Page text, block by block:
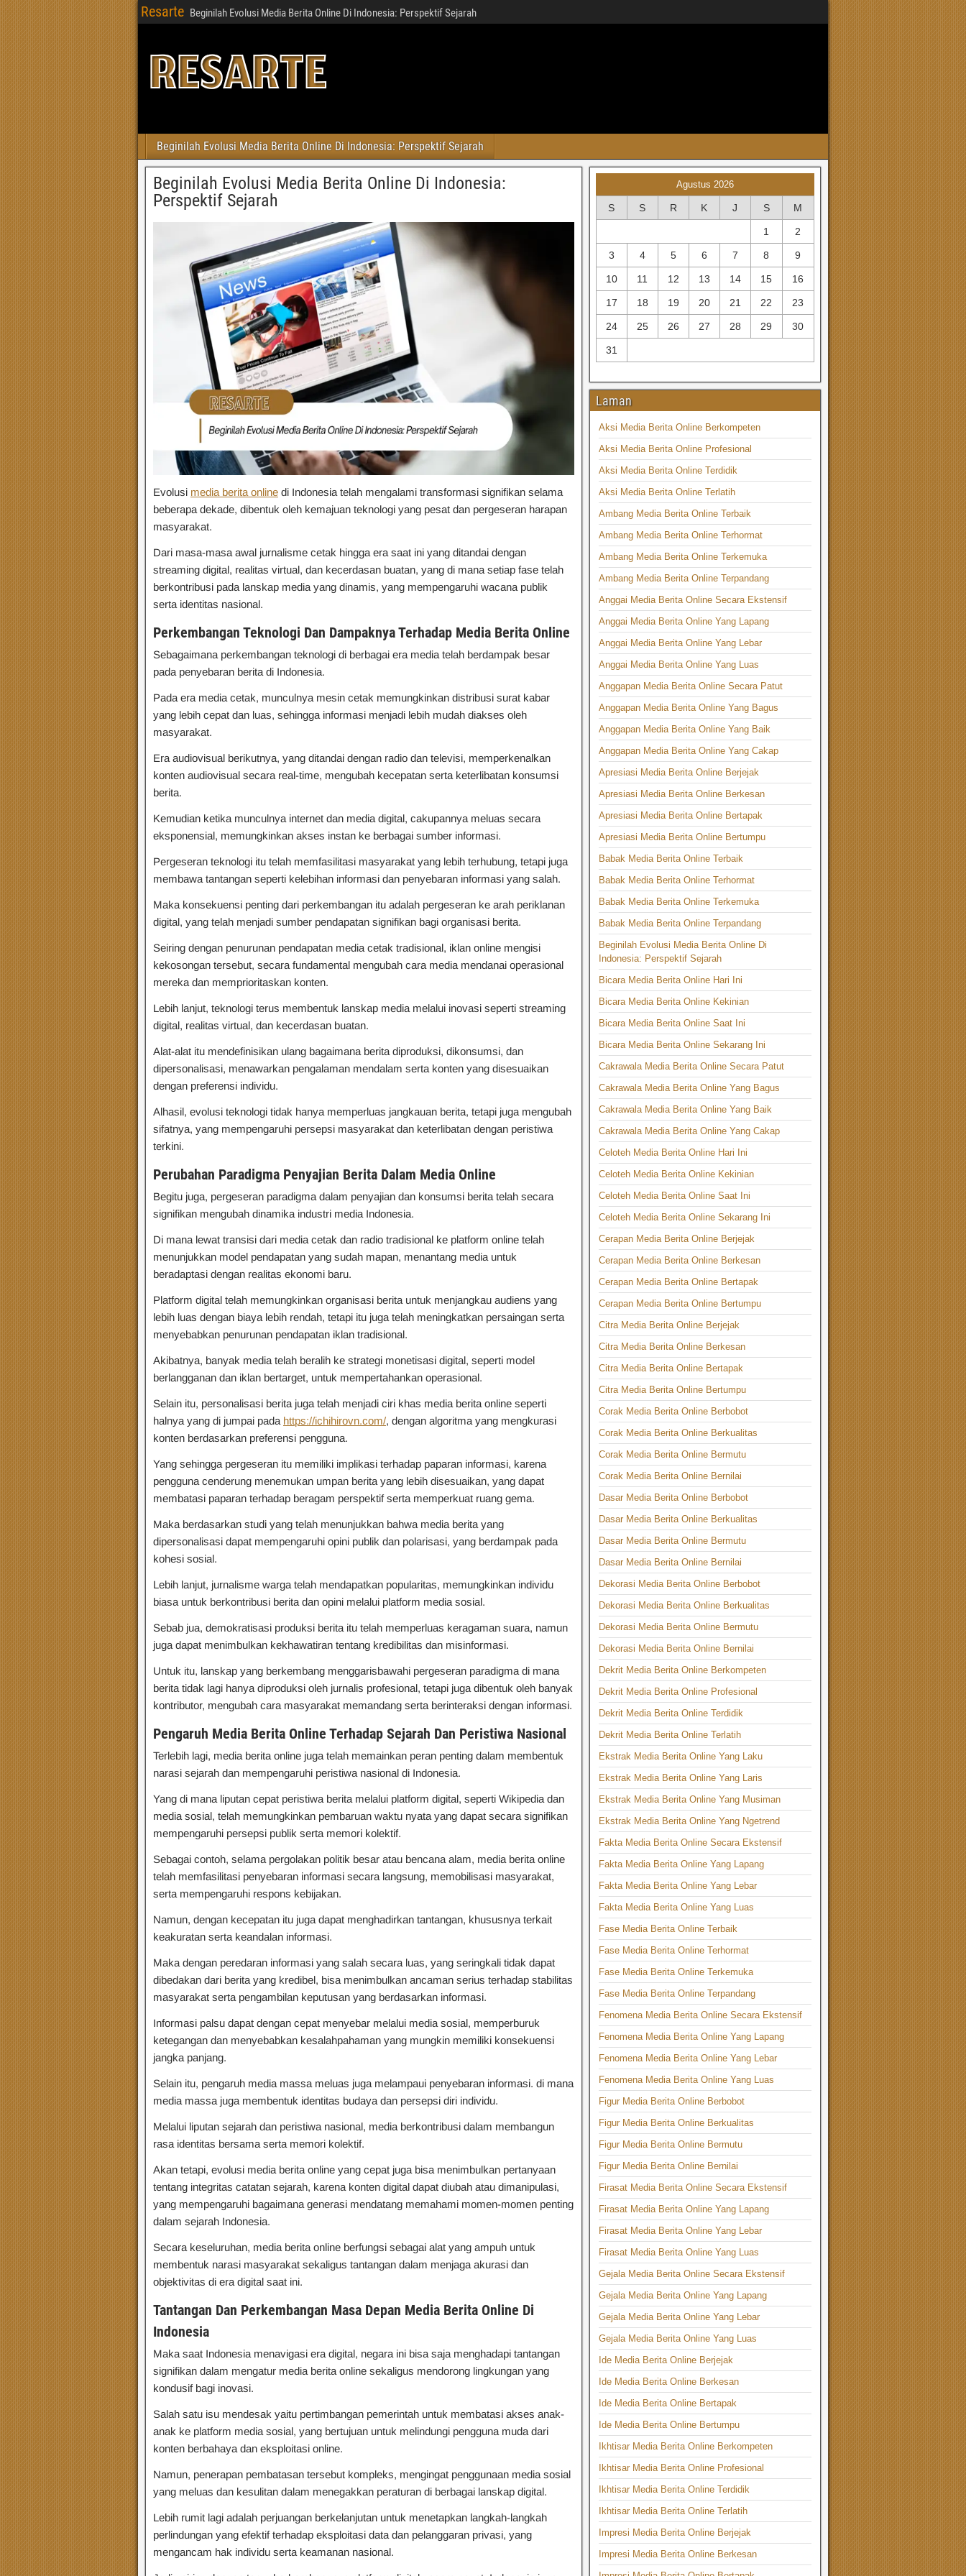
Resarte Beginilah Evolusi Media Berita Online Di Indonesia: Perspektif Sejarah
Beginilah Evolusi Media Berita Online Di Indonesia: Perspektif Sejarah
Beginilah Evolusi Media Berita Online Di Indonesia:
Perspektif Sejarah
Evolusi media berita online di Indonesia telah mengalami transformasi signifikan selama
beberapa dekade, dibentuk oleh kemajuan teknologi yang pesat dan pergeseran harapan
masyarakat.
Dari masa-masa awal jurnalisme cetak hingga era saat ini yang ditandai dengan
streaming digital, realitas virtual, dan kecerdasan buatan, yang di mana setiap fase telah
berkontribusi pada lanskap media yang dinamis, yang mempengaruhi wacana publik
serta identitas nasional.
Perkembangan Teknologi Dan Dampaknya Terhadap Media Berita Online
Sebagaimana perkembangan teknologi di berbagai era media telah berdampak besar
pada penyebaran berita di Indonesia.
Pada era media cetak, munculnya mesin cetak memungkinkan distribusi surat kabar
yang lebih cepat dan luas, sehingga informasi menjadi lebih mudah diakses oleh
masyarakat.
Era audiovisual berikutnya, yang ditandai dengan radio dan televisi, memperkenalkan
konten audiovisual secara real-time, mengubah kecepatan serta keterlibatan konsumsi
berita.
Kemudian ketika munculnya internet dan media digital, cakupannya meluas secara
eksponensial, memungkinkan akses instan ke berbagai sumber informasi.
Pergeseran teknologi itu telah memfasilitasi masyarakat yang lebih terhubung, tetapi juga
membawa tantangan seperti kelebihan informasi dan penyebaran informasi yang salah.
Maka konsekuensi penting dari perkembangan itu adalah pergeseran ke arah periklanan
digital, yang telah menjadi sumber pendapatan signifikan bagi organisasi berita.
Seiring dengan penurunan pendapatan media cetak tradisional, iklan online mengisi
kekosongan tersebut, secara fundamental mengubah cara media mendanai operasional
mereka dan memprioritaskan konten.
Lebih lanjut, teknologi terus membentuk lanskap media melalui inovasi seperti streaming
digital, realitas virtual, dan kecerdasan buatan.
Alat-alat itu mendefinisikan ulang bagaimana berita diproduksi, dikonsumsi, dan
dipersonalisasi, menawarkan pengalaman mendalam serta konten yang disesuaikan
dengan preferensi individu.
Alhasil, evolusi teknologi tidak hanya memperluas jangkauan berita, tetapi juga mengubah
sifatnya, yang mempengaruhi persepsi masyarakat dan keterlibatan dengan peristiwa
terkini.
Perubahan Paradigma Penyajian Berita Dalam Media Online
Begitu juga, pergeseran paradigma dalam penyajian dan konsumsi berita telah secara
signifikan mengubah dinamika industri media Indonesia.
Di mana lewat transisi dari media cetak dan radio tradisional ke platform online telah
menunjukkan model pendapatan yang sudah mapan, menantang media untuk
beradaptasi dengan realitas ekonomi baru.
Platform digital telah memungkinkan organisasi berita untuk menjangkau audiens yang
lebih luas dengan biaya lebih rendah, tetapi itu juga telah meningkatkan persaingan serta
menyebabkan penurunan pendapatan iklan tradisional.
Akibatnya, banyak media telah beralih ke strategi monetisasi digital, seperti model
berlangganan dan iklan bertarget, untuk mempertahankan operasional.
Selain itu, personalisasi berita juga telah menjadi ciri khas media berita online seperti
halnya yang di jumpai pada https://ichihirovn.com/, dengan algoritma yang mengkurasi
konten berdasarkan preferensi pengguna.
Yang sehingga pergeseran itu memiliki implikasi terhadap paparan informasi, karena
pengguna cenderung menemukan umpan berita yang lebih disesuaikan, yang dapat
membatasi paparan terhadap beragam perspektif serta memperkuat ruang gema.
Maka berdasarkan studi yang telah menunjukkan bahwa media berita yang
dipersonalisasi dapat mempengaruhi opini publik dan polarisasi, yang berdampak pada
kohesi sosial.
Lebih lanjut, jurnalisme warga telah mendapatkan popularitas, memungkinkan individu
biasa untuk berkontribusi berita dan opini melalui platform media sosial.
Sebab jua, demokratisasi produksi berita itu telah memperluas keragaman suara, namun
juga dapat menimbulkan kekhawatiran tentang kredibilitas dan misinformasi.
Untuk itu, lanskap yang berkembang menggarisbawahi pergeseran paradigma di mana
berita tidak lagi hanya diproduksi oleh jurnalis profesional, tetapi juga dibentuk oleh banyak
kontributor, mengubah cara masyarakat memandang serta berinteraksi dengan informasi.
Pengaruh Media Berita Online Terhadap Sejarah Dan Peristiwa Nasional
Terlebih lagi, media berita online juga telah memainkan peran penting dalam membentuk
narasi sejarah dan mempengaruhi peristiwa nasional di Indonesia.
Yang di mana liputan cepat peristiwa berita melalui platform digital, seperti Wikipedia dan
media sosial, telah memungkinkan pembaruan waktu nyata yang dapat secara signifikan
mempengaruhi persepsi publik serta memori kolektif.
Sebagai contoh, selama pergolakan politik besar atau bencana alam, media berita online
telah memfasilitasi penyebaran informasi secara langsung, memobilisasi masyarakat,
serta mempengaruhi respons kebijakan.
Namun, dengan kecepatan itu juga dapat menghadirkan tantangan, khususnya terkait
keakuratan serta keandalan informasi.
Maka dengan peredaran informasi yang salah secara luas, yang seringkali tidak dapat
dibedakan dari berita yang kredibel, bisa menimbulkan ancaman serius terhadap stabilitas
masyarakat serta pengambilan keputusan yang berdasarkan informasi.
Informasi palsu dapat dengan cepat menyebar melalui media sosial, memperburuk
ketegangan dan menyebabkan kesalahpahaman yang mungkin memiliki konsekuensi
jangka panjang.
Selain itu, pengaruh media massa meluas juga melampaui penyebaran informasi. di mana
media massa juga membentuk identitas budaya dan persepsi diri individu.
Melalui liputan sejarah dan peristiwa nasional, media berkontribusi dalam membangun
rasa identitas bersama serta memori kolektif.
Akan tetapi, evolusi media berita online yang cepat juga bisa menimbulkan pertanyaan
tentang integritas catatan sejarah, karena konten digital dapat diubah atau dimanipulasi,
yang mempengaruhi bagaimana generasi mendatang memahami momen-momen penting
dalam sejarah Indonesia.
Secara keseluruhan, media berita online berfungsi sebagai alat yang ampuh untuk
membentuk narasi masyarakat sekaligus tantangan dalam menjaga akurasi dan
objektivitas di era digital saat ini.
Tantangan Dan Perkembangan Masa Depan Media Berita Online Di
Indonesia
Maka saat Indonesia menavigasi era digital, negara ini bisa saja menghadapi tantangan
signifikan dalam mengatur media berita online sekaligus mendorong lingkungan yang
kondusif bagi inovasi.
Salah satu isu mendesak yaitu pertimbangan pemerintah untuk membatasi akses anak-
anak ke platform media sosial, yang bertujuan untuk melindungi pengguna muda dari
konten berbahaya dan eksploitasi online.
Namun, penerapan pembatasan tersebut kompleks, mengingat penggunaan media sosial
yang meluas dan kesulitan dalam menegakkan peraturan di berbagai lanskap digital.
Lebih rumit lagi adalah perjuangan berkelanjutan untuk menetapkan langkah-langkah
perlindungan yang efektif terhadap eksploitasi data dan pelanggaran privasi, yang
mengancam hak individu serta keamanan nasional.
Agustus 2026
S S R K J S M
1 2
3 4 5 6 7 8 9
10 11 12 13 14 15 16
17 18 19 20 21 22 23
24 25 26 27 28 29 30
31
Laman
Aksi Media Berita Online Berkompeten
Aksi Media Berita Online Profesional
Aksi Media Berita Online Terdidik
Aksi Media Berita Online Terlatih
Ambang Media Berita Online Terbaik
Ambang Media Berita Online Terhormat
Ambang Media Berita Online Terkemuka
Ambang Media Berita Online Terpandang
Anggai Media Berita Online Secara Ekstensif
Anggai Media Berita Online Yang Lapang
Anggai Media Berita Online Yang Lebar
Anggai Media Berita Online Yang Luas
Anggapan Media Berita Online Secara Patut
Anggapan Media Berita Online Yang Bagus
Anggapan Media Berita Online Yang Baik
Anggapan Media Berita Online Yang Cakap
Apresiasi Media Berita Online Berjejak
Apresiasi Media Berita Online Berkesan
Apresiasi Media Berita Online Bertapak
Apresiasi Media Berita Online Bertumpu
Babak Media Berita Online Terbaik
Babak Media Berita Online Terhormat
Babak Media Berita Online Terkemuka
Babak Media Berita Online Terpandang
Beginilah Evolusi Media Berita Online Di
Indonesia: Perspektif Sejarah
Bicara Media Berita Online Hari Ini
Bicara Media Berita Online Kekinian
Bicara Media Berita Online Saat Ini
Bicara Media Berita Online Sekarang Ini
Cakrawala Media Berita Online Secara Patut
Cakrawala Media Berita Online Yang Bagus
Cakrawala Media Berita Online Yang Baik
Cakrawala Media Berita Online Yang Cakap
Celoteh Media Berita Online Hari Ini
Celoteh Media Berita Online Kekinian
Celoteh Media Berita Online Saat Ini
Celoteh Media Berita Online Sekarang Ini
Cerapan Media Berita Online Berjejak
Cerapan Media Berita Online Berkesan
Cerapan Media Berita Online Bertapak
Cerapan Media Berita Online Bertumpu
Citra Media Berita Online Berjejak
Citra Media Berita Online Berkesan
Citra Media Berita Online Bertapak
Citra Media Berita Online Bertumpu
Corak Media Berita Online Berbobot
Corak Media Berita Online Berkualitas
Corak Media Berita Online Bermutu
Corak Media Berita Online Bernilai
Dasar Media Berita Online Berbobot
Dasar Media Berita Online Berkualitas
Dasar Media Berita Online Bermutu
Dasar Media Berita Online Bernilai
Dekorasi Media Berita Online Berbobot
Dekorasi Media Berita Online Berkualitas
Dekorasi Media Berita Online Bermutu
Dekorasi Media Berita Online Bernilai
Dekrit Media Berita Online Berkompeten
Dekrit Media Berita Online Profesional
Dekrit Media Berita Online Terdidik
Dekrit Media Berita Online Terlatih
Ekstrak Media Berita Online Yang Laku
Ekstrak Media Berita Online Yang Laris
Ekstrak Media Berita Online Yang Musiman
Ekstrak Media Berita Online Yang Ngetrend
Fakta Media Berita Online Secara Ekstensif
Fakta Media Berita Online Yang Lapang
Fakta Media Berita Online Yang Lebar
Fakta Media Berita Online Yang Luas
Fase Media Berita Online Terbaik
Fase Media Berita Online Terhormat
Fase Media Berita Online Terkemuka
Fase Media Berita Online Terpandang
Fenomena Media Berita Online Secara Ekstensif
Fenomena Media Berita Online Yang Lapang
Fenomena Media Berita Online Yang Lebar
Fenomena Media Berita Online Yang Luas
Figur Media Berita Online Berbobot
Figur Media Berita Online Berkualitas
Figur Media Berita Online Bermutu
Figur Media Berita Online Bernilai
Firasat Media Berita Online Secara Ekstensif
Firasat Media Berita Online Yang Lapang
Firasat Media Berita Online Yang Lebar
Firasat Media Berita Online Yang Luas
Gejala Media Berita Online Secara Ekstensif
Gejala Media Berita Online Yang Lapang
Gejala Media Berita Online Yang Lebar
Gejala Media Berita Online Yang Luas
Ide Media Berita Online Berjejak
Ide Media Berita Online Berkesan
Ide Media Berita Online Bertapak
Ide Media Berita Online Bertumpu
Ikhtisar Media Berita Online Berkompeten
Ikhtisar Media Berita Online Profesional
Ikhtisar Media Berita Online Terdidik
Ikhtisar Media Berita Online Terlatih
Impresi Media Berita Online Berjejak
Impresi Media Berita Online Berkesan